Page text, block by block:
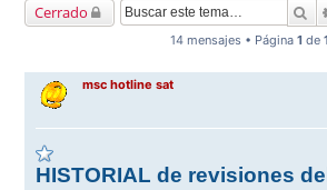
Cerrado
14 mensajes • Página 1 de 1
msc hotline sat
HISTORIAL de revisiones